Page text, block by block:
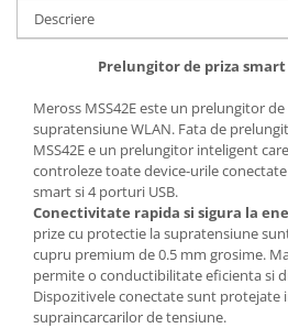
Descriere
Prelungitor de priza smart
Meross MSS42Eeste un prelungitor
supratensiune WLAN. Fata de
MSS42Ee un prelungitor inteligent
controleze toate device-urile
smart si 4 porturi USB.
Conectivitate rapida si sigura la
prize cu protectie la supratensiune
cupru premium de 0.5 mm grosime.
permite o conductibilitate eficienta si
Dispozitivele conectate sunt protejate
supraincarcarilor de tensiune.